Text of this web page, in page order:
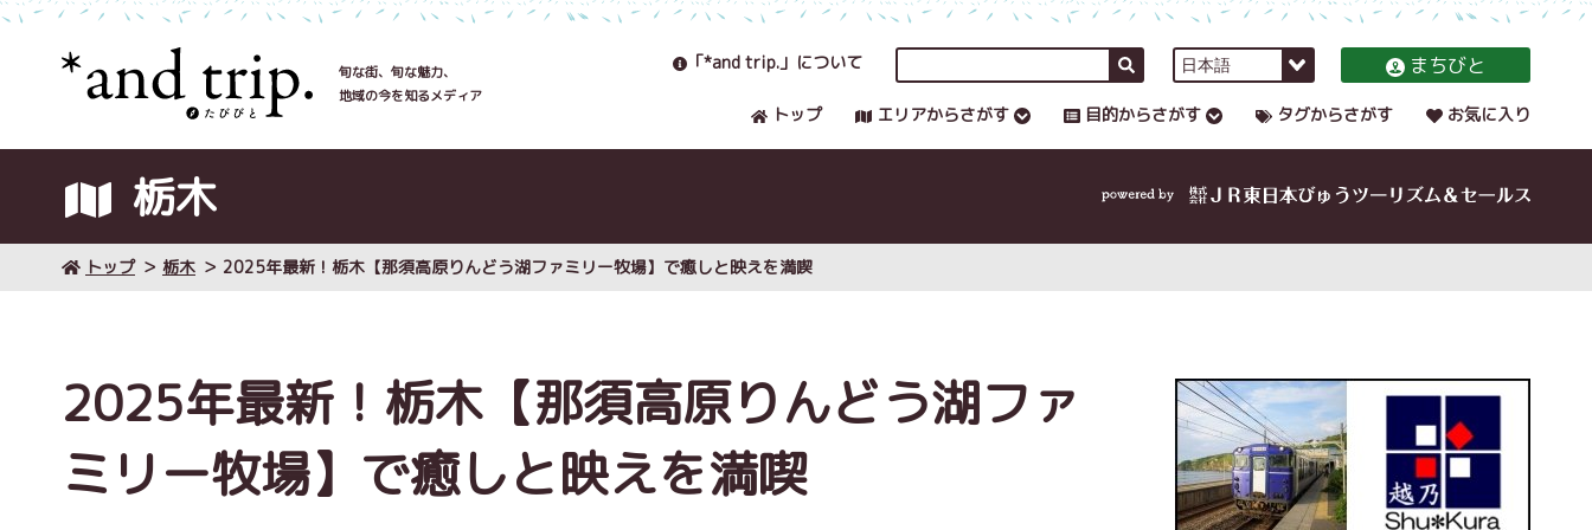
旬な街、旬な魅力、
地域の今を知るメディア
「*and trip.」について まちびと
トップ エリアからさがす 目的からさがす タグからさがす お気に入り
栃木
トップ 栃木 2025年最新！栃木【那須高原りんどう湖ファミリー牧場】で癒しと映えを満喫
2025年最新！栃木【那須高原りんどう湖ファ
ミリー牧場】で癒しと映えを満喫